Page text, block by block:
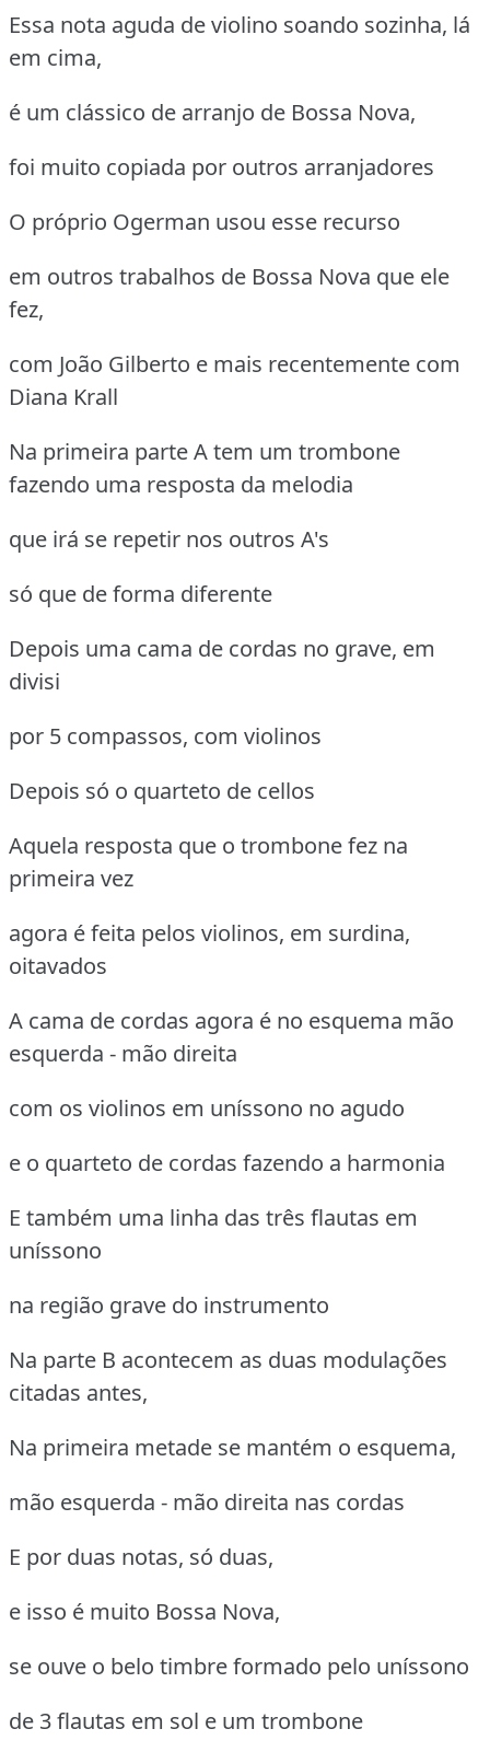
Essa nota aguda de violino soando sozinha, lá
em cima,
é um clássico de arranjo de Bossa Nova,
foi muito copiada por outros arranjadores
O próprio Ogerman usou esse recurso
em outros trabalhos de Bossa Nova que ele
fez,
com João Gilberto e mais recentemente com
Diana Krall
Na primeira parte A tem um trombone
fazendo uma resposta da melodia
que irá se repetir nos outros A's
só que de forma diferente
Depois uma cama de cordas no grave, em
divisi
por 5 compassos, com violinos
Depois só o quarteto de cellos
Aquela resposta que o trombone fez na
primeira vez
agora é feita pelos violinos, em surdina,
oitavados
A cama de cordas agora é no esquema mão
esquerda - mão direita
com os violinos em uníssono no agudo
e o quarteto de cordas fazendo a harmonia
E também uma linha das três flautas em
uníssono
na região grave do instrumento
Na parte B acontecem as duas modulações
citadas antes,
Na primeira metade se mantém o esquema,
mão esquerda - mão direita nas cordas
E por duas notas, só duas,
e isso é muito Bossa Nova,
se ouve o belo timbre formado pelo uníssono
de 3 flautas em sol e um trombone